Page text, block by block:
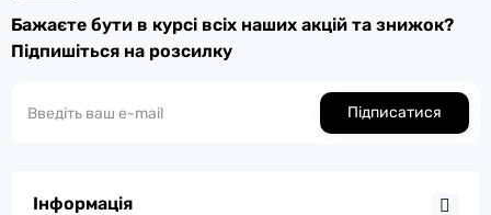
Бажаєте бути в курсі всіх наших акцій та знижок?
Підпишіться на розсилку
Підписатися
Інформація